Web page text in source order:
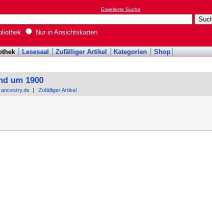
Erweiterte Suche
Nur in Ansichtskarten
Lesesaal Zufälliger Artikel Kategorien Shop
um 1900
Zufälliger Artikel